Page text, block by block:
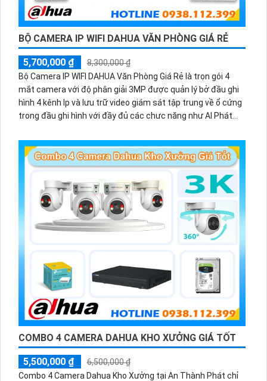
BỘ CAMERA IP WIFI DAHUA VĂN PHÒNG GIÁ RẺ
5,700,000 ₫
8,300,000 ₫
Bộ Camera IP WIFI DAHUA Văn Phòng Giá Rẻ là trọn gói 4
mắt camera với độ phân giải 3MP được quản lý bở đầu ghi
hình 4 kênh Ip và lưu trữ video giám sát tập trung về ổ cứng
trong đầu ghi hình với đầy đủ các chưc năng như AI Phát
có màu vào ban đêm
COMBO 4 CAMERA DAHUA KHO XƯỞNG GIÁ TỐT
5,500,000 ₫
6,500,000 ₫
Combo 4 Camera Dahua Kho Xưởng tại An Thành Phát chỉ